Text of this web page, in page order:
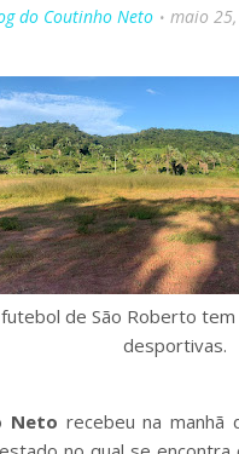
do Coutinho Neto maio
de São Roberto
desportivas.
Neto recebeu na manhã